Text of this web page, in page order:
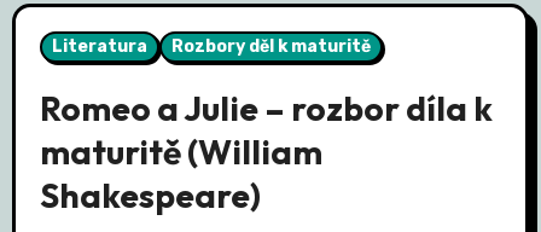
Literatura Rozbory děl k maturitě
Romeo a Julie – rozbor díla k
maturitě (William
Shakespeare)